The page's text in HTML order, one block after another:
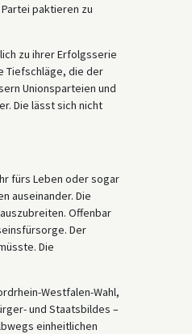
paktieren zu
zu ihrer Erfolgsserie
Tiefschläge, die der
Unionsparteien und
Die lässt sich nicht
fürs Leben oder sogar
auseinander. Die
Offenbar
Der
Die
Westfalen-Wahl,
und Staatsbildes –
einheitlichen